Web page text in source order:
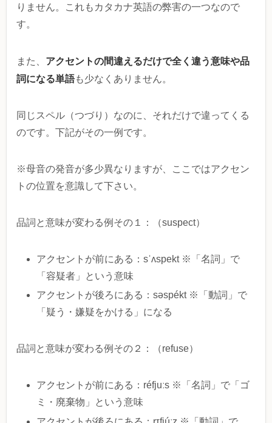
りません。これもカタカナ英語の弊害の一つなので
す。
また、 アクセントの間違えるだけで全く違う意味や品
詞になる単語も少なくありません。
同じスペル（つづり）なのに、それだけで違ってくる
のです。下記がその一例です。
※母音の発音が多少異なりますが、ここではアクセン
トの位置を意識して下さい。
品詞と意味が変わる例その１：（suspect）
アクセントが前にある：sˈʌspekt ※「名詞」で
「容疑者」という意味
アクセントが後ろにある：səspékt ※「動詞」で
「疑う・嫌疑をかける」になる
品詞と意味が変わる例その２：（refuse）
アクセントが前にある：réfjuːs ※「名詞」で「ゴ
ミ・廃棄物」という意味